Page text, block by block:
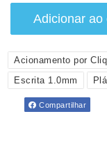
Adicionar ao
Acionamento por
Escrita 1.0mm
Compartilhar